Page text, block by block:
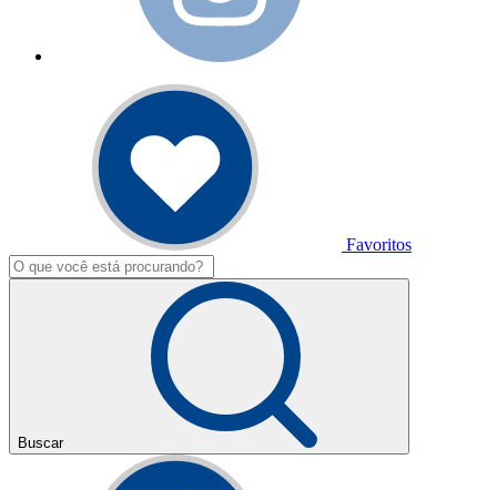
Favoritos
Buscar